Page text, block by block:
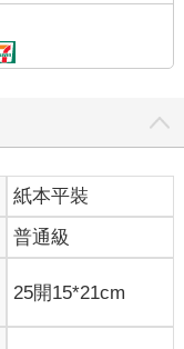
紙本平裝
普通級
25開15*21cm